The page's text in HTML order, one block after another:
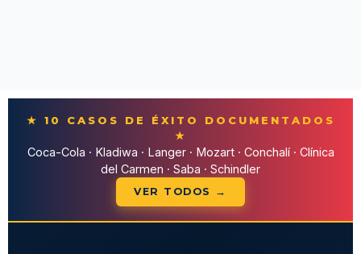
★ 10 CASOS DE ÉXITO DOCUMENTADOS
★
Coca-Cola · Kladiwa · Langer · Mozart · Conchalí · Clínica
del Carmen · Saba · Schindler
VER TODOS →